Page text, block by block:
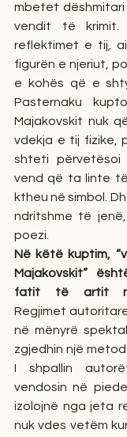
mbetet dëshmitari
vendit të krimit.
reflektimet e tij,
figurën e njeriut,
e kohës që e
Pasternaku
Majakovskit nuk
vdekja e tij fizike,
shteti
vend që ta linte
ktheu në simbol.
ndritshme të
poezi.
Në këtë kuptim,
Majakovskit”
fatit të artit
Regjimet
në mënyrë
zgjedhin një
I shpallin
vendosin në
izolojnë nga jeta
nuk vdes vetëm